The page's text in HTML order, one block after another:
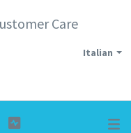
Care
Italian